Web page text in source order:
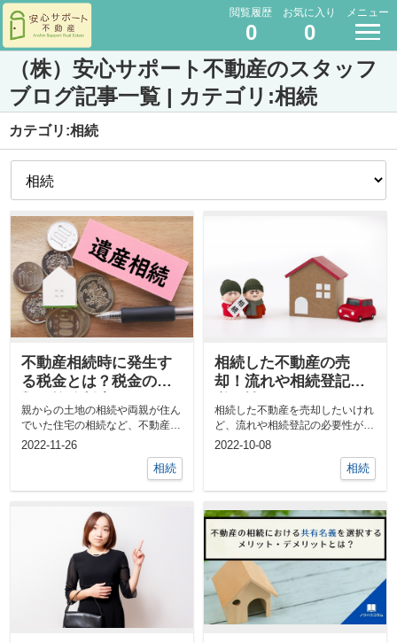
閲覧履歴
0
お気に入り
0
メニュー
（株）安心サポート不動産のスタッフ
ブログ記事一覧 | カテゴリ:相続
カテゴリ:相続
不動産相続時に発生す
る税金とは？税金の種
ク！
親からの土地の相続や両親が住ん
でいた住宅の相続など、不動産の
相続はわたしたちにとって身近な
2022-11-26
相続
相続した不動産の売
却！流れや相続登記の
相続した不動産を売却したいけれ
ど、流れや相続登記の必要性がわ
からないといった方は多いのでは
2022-10-08
相続